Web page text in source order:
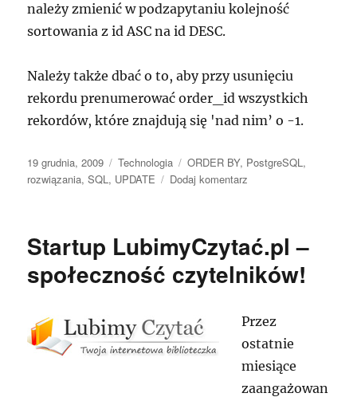
należy zmienić w podzapytaniu kolejność
sortowania z id ASC na id DESC.
Należy także dbać o to, aby przy usunięciu
rekordu prenumerować order_id wszystkich
rekordów, które znajdują się 'nad nim’ o -1.
Data
publikacji
19 grudnia, 2009 Kategorie
Technologia Tagi
ORDER BY, PostgreSQL,
rozwiązania,SQL, UPDATE Dodaj komentarz
BY
jednym
przykładzie
orderingu
danych
Startup LubimyCzytać.pl –
społeczność czytelników!
Przez
ostatnie
miesiące
zaangażowan